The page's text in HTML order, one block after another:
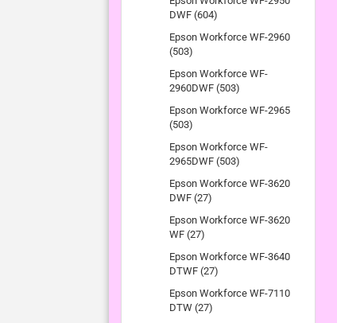
DWF (604)
Epson Workforce WF-2960
(503)
Epson Workforce WF-
2960DWF (503)
Epson Workforce WF-2965
(503)
Epson Workforce WF-
2965DWF (503)
Epson Workforce WF-3620
DWF (27)
Epson Workforce WF-3620
WF (27)
Epson Workforce WF-3640
DTWF (27)
Epson Workforce WF-7110
DTW (27)